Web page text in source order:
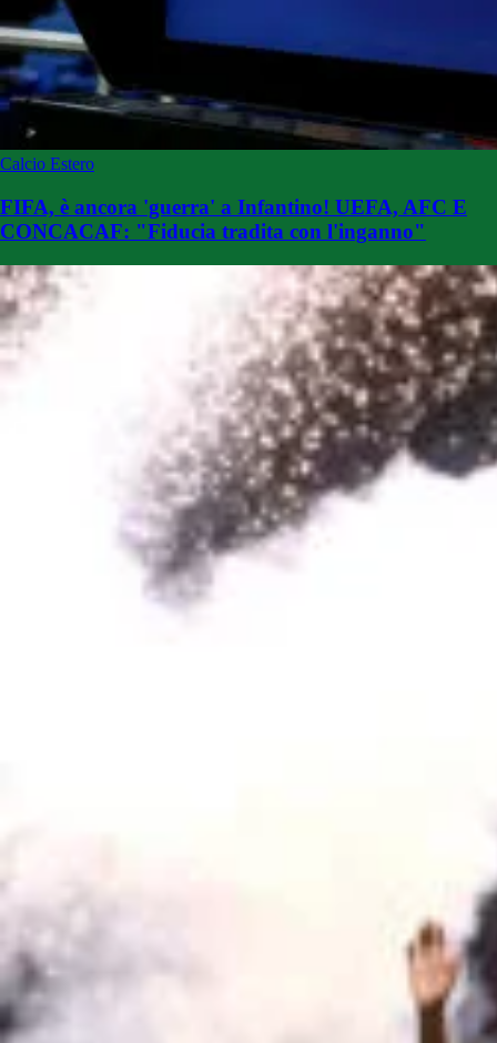
Calcio Estero
FIFA, è ancora 'guerra' a Infantino! UEFA, AFC E
CONCACAF: "Fiducia tradita con l'inganno"